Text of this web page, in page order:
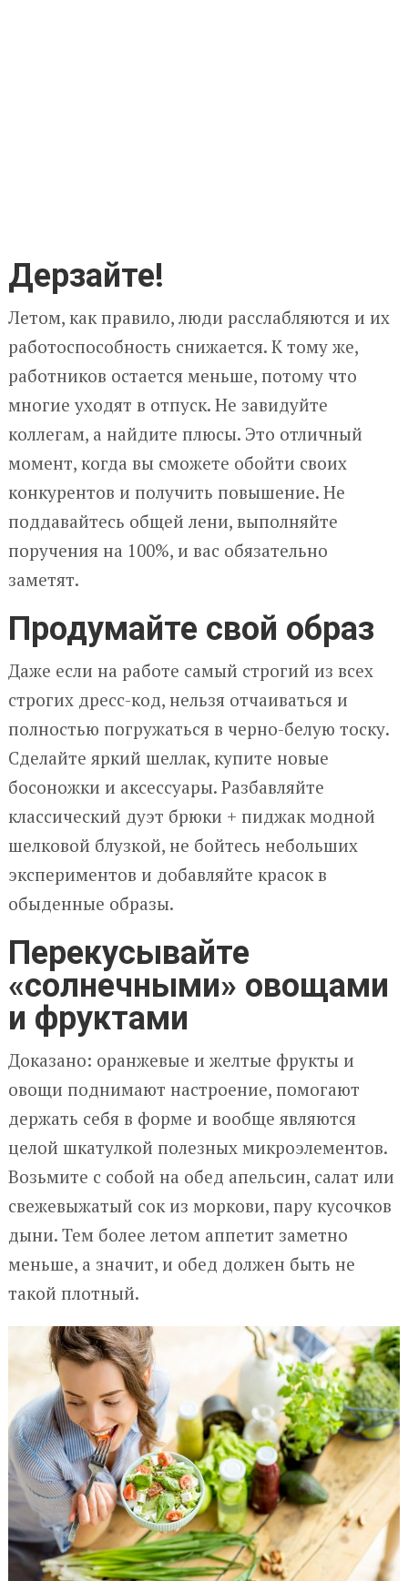
Дерзайте!
Летом, как правило, люди расслабляются и их
работоспособность снижается. К тому же,
работников остается меньше, потому что
многие уходят в отпуск. Не завидуйте
коллегам, а найдите плюсы. Это отличный
момент, когда вы сможете обойти своих
конкурентов и получить повышение. Не
поддавайтесь общей лени, выполняйте
поручения на 100%, и вас обязательно
заметят.
Продумайте свой образ
Даже если на работе самый строгий из всех
строгих дресс-код, нельзя отчаиваться и
полностью погружаться в черно-белую тоску.
Сделайте яркий шеллак, купите новые
босоножки и аксессуары. Разбавляйте
классический дуэт брюки + пиджак модной
шелковой блузкой, не бойтесь небольших
экспериментов и добавляйте красок в
обыденные образы.
Перекусывайте
«солнечными» овощами
и фруктами
Доказано: оранжевые и желтые фрукты и
овощи поднимают настроение, помогают
держать себя в форме и вообще являются
целой шкатулкой полезных микроэлементов.
Возьмите с собой на обед апельсин, салат или
свежевыжатый сок из моркови, пару кусочков
дыни. Тем более летом аппетит заметно
меньше, а значит, и обед должен быть не
такой плотный.